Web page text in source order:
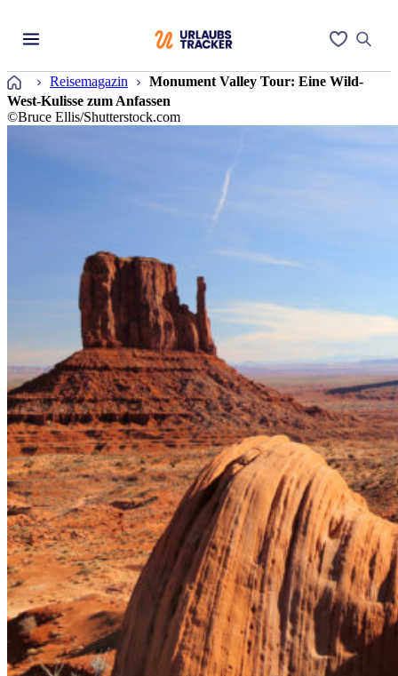
Startseite
Reisemagazin
Monument Valley Tour: Eine Wild-
West-Kulisse zum Anfassen
©Bruce Ellis/Shutterstock.com